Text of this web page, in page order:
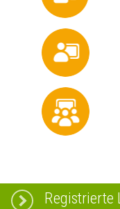
Registrierte